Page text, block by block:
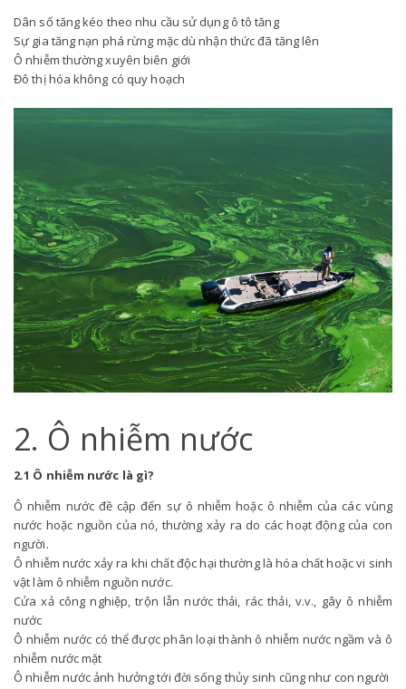
Dân số tăng kéo theo nhu cầu sử dụng ô tô tăng
Sự gia tăng nạn phá rừng mặc dù nhận thức đã tăng lên
Ô nhiễm thường xuyên biên giới
Đô thị hóa không có quy hoạch
2. Ô nhiễm nước
2.1 Ô nhiễm nước là gì?
Ô nhiễm nước đề cập đến sự ô nhiễm hoặc ô nhiễm của các vùng
nước hoặc nguồn của nó, thường xảy ra do các hoạt động của con
người.
Ô nhiễm nước xảy ra khi chất độc hại thường là hóa chất hoặc vi sinh
vật làm ô nhiễm nguồn nước.
Cửa xả công nghiệp, trộn lẫn nước thải, rác thải, v.v., gây ô nhiễm
nước
Ô nhiễm nước có thể được phân loại thành ô nhiễm nước ngầm và ô
nhiễm nước mặt
Ô nhiễm nước ảnh hưởng tới đời sống thủy sinh cũng như con người